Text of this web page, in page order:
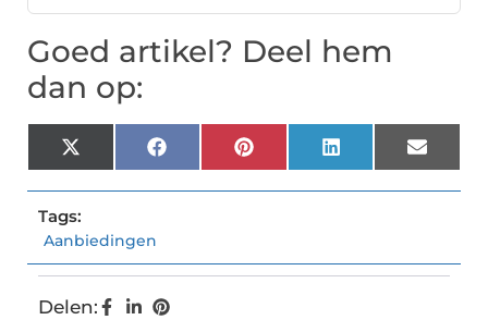
Goed artikel? Deel hem
dan op:
X
(Twitter)
FacebookPinterestLinkedInEmail
Tags:
Aanbiedingen
Delen: